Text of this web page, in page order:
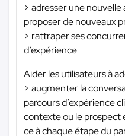
> adresser une
proposer de nouveaux
> rattraper ses
d’expérience
Aider les utilisateurs à
> augmenter la
parcours d’expérience
contexte ou le prospect
ce à chaque étape du